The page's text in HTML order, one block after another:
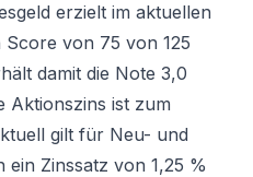
erzielt im aktuellen
von 75 von 125
damit die Note 3,0
Aktionszins ist zum
gilt für Neu- und
ein Zinssatz von 1,25 %